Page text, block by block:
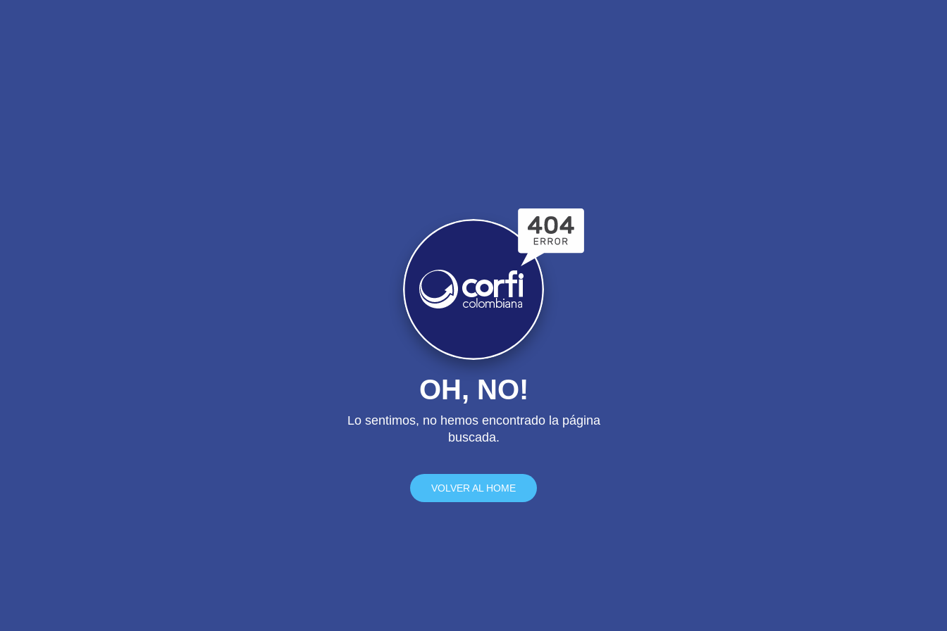
OH, NO!
Lo sentimos, no hemos encontrado la página
buscada.
VOLVER AL HOME